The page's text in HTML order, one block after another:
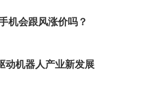
机会跟风涨价吗？
动机器人产业新发展